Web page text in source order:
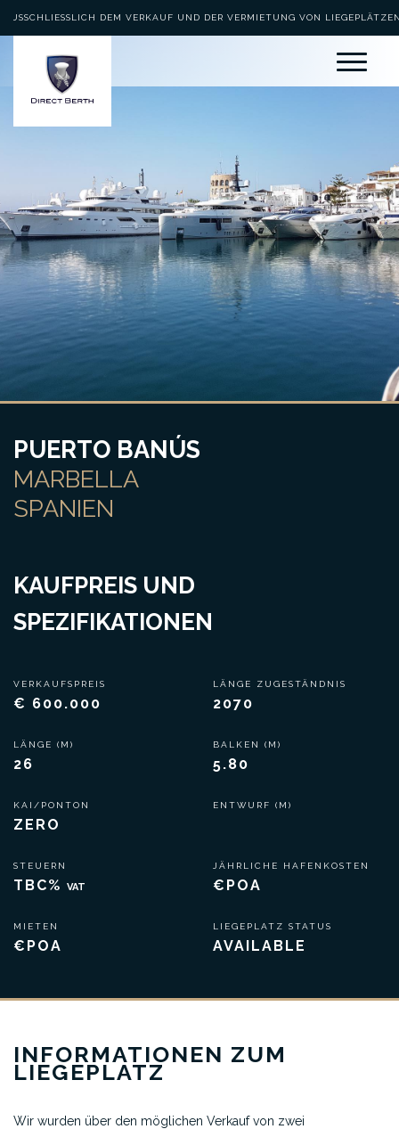
AUSSCHLIESSLICH DEM VERKAUF UND DER VERMIETUNG VON LIEGEPLÄTZEN
PUERTO BANÚS
MARBELLA
SPANIEN
KAUFPREIS UND
SPEZIFIKATIONEN
VERKAUFSPREIS
€ 600.000
LÄNGE (M)
26
KAI/PONTON
ZERO
STEUERN
TBC% VAT
MIETEN
€POA
LÄNGE ZUGESTÄNDNIS
2070
BALKEN (M)
5.80
ENTWURF (M)
JÄHRLICHE HAFENKOSTEN
€POA
LIEGEPLATZ STATUS
AVAILABLE
INFORMATIONEN ZUM
LIEGEPLATZ
Wir wurden über den möglichen Verkauf von zwei